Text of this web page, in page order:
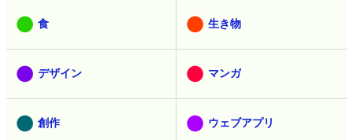
食 生き物
デザイン マンガ
創作 ウェブアプリ